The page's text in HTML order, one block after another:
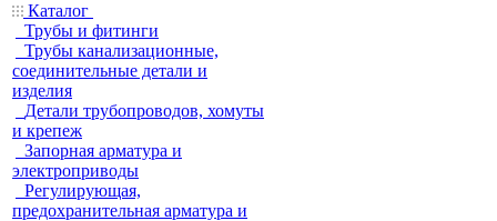
Каталог
Трубы и фитинги
Трубы канализационные,
соединительные детали и
изделия
Детали трубопроводов, хомуты
и крепеж
Запорная арматура и
электроприводы
Регулирующая,
предохранительная арматура и